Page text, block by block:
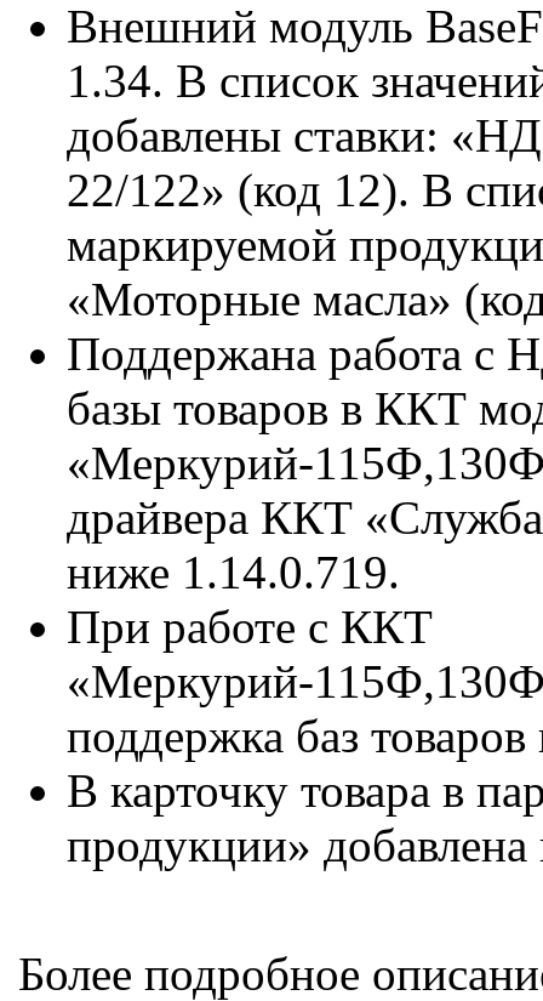
Внешний модуль
1.34. В список
добавлены ставки:
22/122» (код 12). В
маркируемой
«Моторные масла»
Поддержана работа с
базы товаров в ККТ
«Меркурий-
драйвера ККТ
ниже 1.14.0.719.
При работе с ККТ
«Меркурий-
поддержка баз
В карточку товара в
продукции»
Более подробное